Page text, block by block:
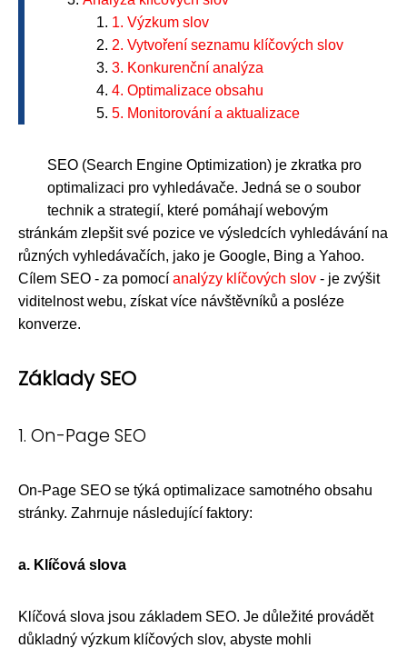
1. Výzkum slov
2. Vytvoření seznamu klíčových slov
3. Konkurenční analýza
4. Optimalizace obsahu
5. Monitorování a aktualizace
SEO (Search Engine Optimization) je zkratka pro
optimalizaci pro vyhledávače. Jedná se o soubor
technik a strategií, které pomáhají webovým
stránkám zlepšit své pozice ve výsledcích vyhledávání na
různých vyhledávačích, jako je Google, Bing a Yahoo.
Cílem SEO - za pomocí analýzy klíčových slov - je zvýšit
viditelnost webu, získat více návštěvníků a posléze
konverze.
Základy SEO
1. On-Page SEO
On-Page SEO se týká optimalizace samotného obsahu
stránky. Zahrnuje následující faktory:
a. Klíčová slova
Klíčová slova jsou základem SEO. Je důležité provádět
důkladný výzkum klíčových slov, abyste mohli